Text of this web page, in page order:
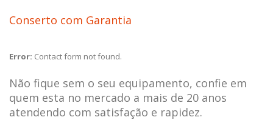
Conserto com Garantia
Error: Contact form not found.
Não fique sem o seu equipamento, confie em
quem esta no mercado a mais de 20 anos
atendendo com satisfação e rapidez.